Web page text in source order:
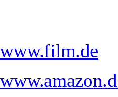
www.film.de